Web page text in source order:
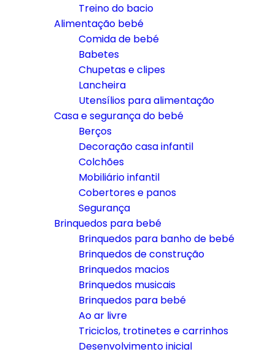
Treino do bacio
Alimentação bebé
Comida de bebé
Babetes
Chupetas e clipes
Lancheira
Utensílios para alimentação
Casa e segurança do bebé
Berços
Decoração casa infantil
Colchões
Mobiliário infantil
Cobertores e panos
Segurança
Brinquedos para bebé
Brinquedos para banho de bebé
Brinquedos de construção
Brinquedos macios
Brinquedos musicais
Brinquedos para bebé
Ao ar livre
Triciclos, trotinetes e carrinhos
Desenvolvimento inicial